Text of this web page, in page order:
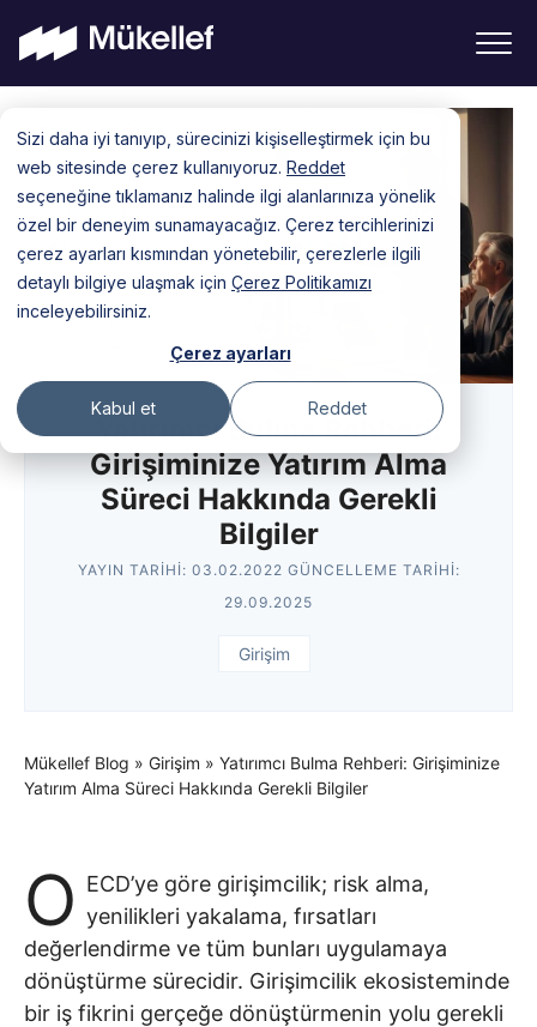
Sizi daha iyi tanıyıp, sürecinizi kişiselleştirmek için bu
web sitesinde çerez kullanıyoruz. Reddet
seçeneğine tıklamanız halinde ilgi alanlarınıza yönelik
özel bir deneyim sunamayacağız. Çerez tercihlerinizi
çerez ayarları kısmından yönetebilir, çerezlerle ilgili
detaylı bilgiye ulaşmak için Çerez Politikamızı
inceleyebilirsiniz.
Çerez ayarları
Kabul et Reddet
content
Yatırımcı Bulma Rehberi:
Girişiminize Yatırım Alma
Süreci Hakkında Gerekli
Bilgiler
YAYIN TARIHI: 03.02.2022 GÜNCELLEME TARIHI:
29.09.2025
Girişim
Mükellef Blog » Girişim » Yatırımcı Bulma Rehberi: Girişiminize
Yatırım Alma Süreci Hakkında Gerekli Bilgiler
O ECD’ye göre girişimcilik; risk alma,
yenilikleri yakalama, fırsatları
değerlendirme ve tüm bunları uygulamaya
dönüştürme sürecidir. Girişimcilik ekosisteminde
bir iş fikrini gerçeğe dönüştürmenin yolu gerekli